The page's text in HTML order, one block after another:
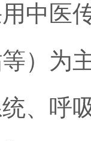
医传
）为
、呼